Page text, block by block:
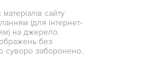
сайту
(для інтернет-
на джерело.
без
суворо заборонено.